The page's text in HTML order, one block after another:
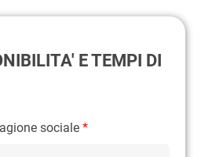
E TEMPI DI
sociale *